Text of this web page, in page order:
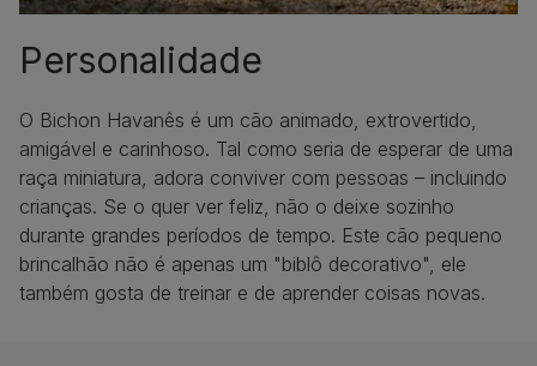
Personalidade
O Bichon Havanês é um cão animado, extrovertido,
amigável e carinhoso. Tal como seria de esperar de uma
raça miniatura, adora conviver com pessoas – incluindo
crianças. Se o quer ver feliz, não o deixe sozinho
durante grandes períodos de tempo. Este cão pequeno
brincalhão não é apenas um "biblô decorativo", ele
também gosta de treinar e de aprender coisas novas.